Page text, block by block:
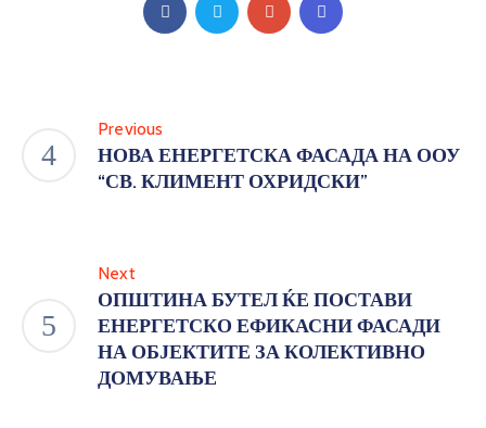
Previous
НОВА ЕНЕРГЕТСКА ФАСАДА НА ООУ
“СВ. КЛИМЕНТ ОХРИДСКИ”
Next
ОПШТИНА БУТЕЛ ЌЕ ПОСТАВИ
ЕНЕРГЕТСКО ЕФИКАСНИ ФАСАДИ
НА ОБЈЕКТИТЕ ЗА КОЛЕКТИВНО
ДОМУВАЊЕ